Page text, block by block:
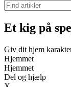
Et kig på
Giv dit hjem
Hjemmet
Hjemmet
Del og hjælp